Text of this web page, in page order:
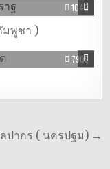
1042
มพูชา )
7905
ปากร ( นครปฐม) →